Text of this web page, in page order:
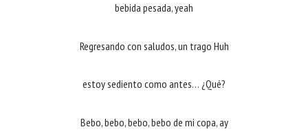
bebida pesada, yeah
Regresando con saludos, un trago Huh
estoy sediento como antes… ¿Qué?
Bebo, bebo, bebo, bebo de mi copa, ay